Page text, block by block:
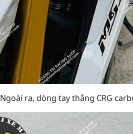
Ngoài ra, dòng tay thắng CRG